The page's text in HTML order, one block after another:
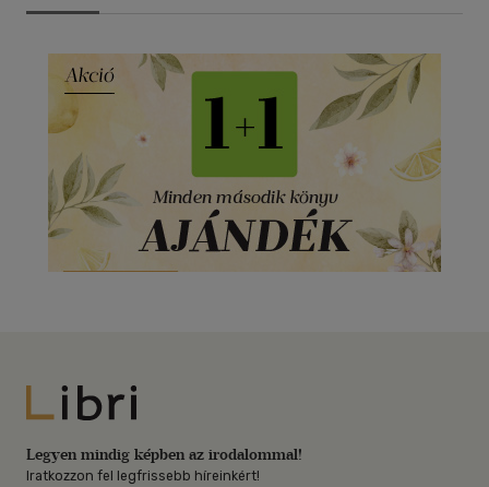
Libri
Legyen mindig képben az irodalommal!
Iratkozzon fel legfrissebb híreinkért!